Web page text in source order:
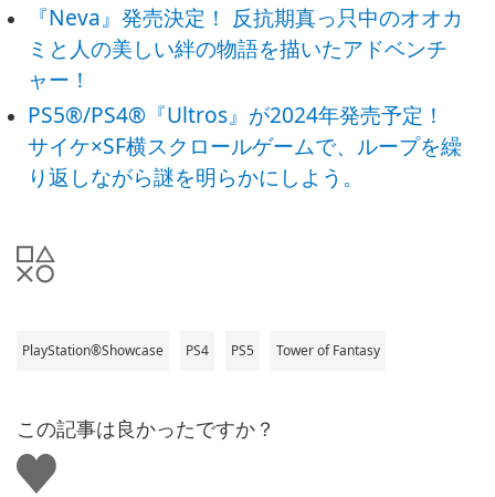
『Neva』発売決定！ 反抗期真っ只中のオオカ
ミと人の美しい絆の物語を描いたアドベンチ
ャー！
PS5®/PS4®『Ultros』が2024年発売予定！
サイケ×SF横スクロールゲームで、ループを繰
り返しながら謎を明らかにしよう。
PlayStation®Showcase PS4 PS5 Tower of Fantasy
この記事は良かったですか？
い
い